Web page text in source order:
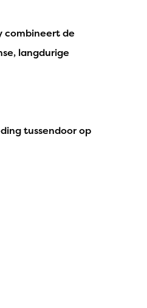
combineert de
langdurige
tussendoor op